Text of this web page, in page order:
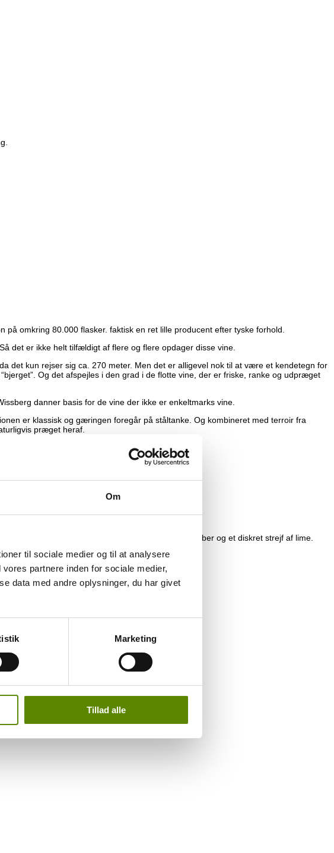
Om
til sociale medier og til at analysere
partnere inden for sociale medier,
data med andre oplysninger, du har givet
Marketing
Tillad alle
omkring 80.000 flasker. faktisk en ret lille producent efter tyske forhold.
det er ikke helt tilfældigt af flere og flere opdager disse vine.
det kun rejser sig ca. 270 meter. Men det er alligevel nok til at være et kendetegn for
Og det afspejles i den grad i de flotte vine, der er friske, ranke og udpræget
danner basis for de vine der ikke er enkeltmarks vine.
er klassisk og gæringen foregår på ståltanke. Og kombineret med terroir fra
præget heraf.
et strejf af figner og hyben. Der er også lidt rabarber og et diskret strejf af lime.
pirrende og frisk syre.
sommerdag.
slutter med den dejlige ren frugt.